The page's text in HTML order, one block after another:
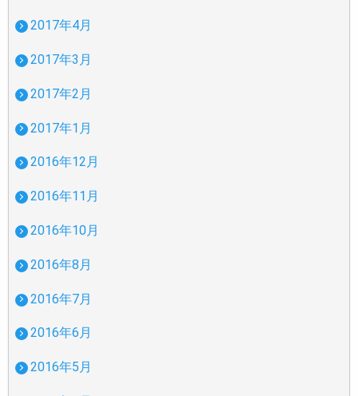
2017年4月
2017年3月
2017年2月
2017年1月
2016年12月
2016年11月
2016年10月
2016年8月
2016年7月
2016年6月
2016年5月